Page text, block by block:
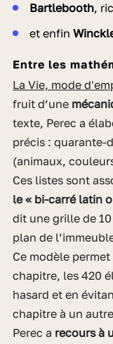
Bartlebooth,
et enfin
Entre les
La Vie, mode
fruit d’une
texte, Perec a
précis : quarante-
(animaux,
Ces listes sont
le « bi-carré latin
dit une grille de
plan de
Ce modèle
chapitre, les 420
hasard et en
chapitre à un
Perec a recours à